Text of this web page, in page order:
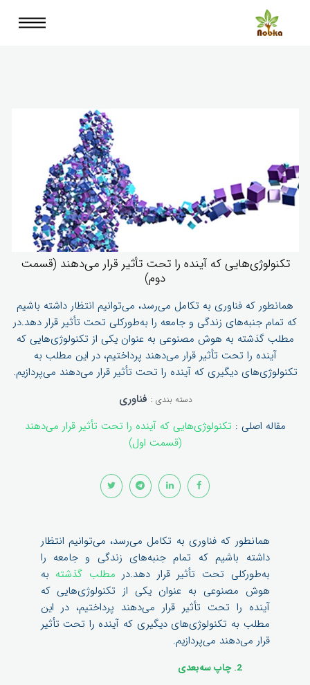
تکنولوژی‌هایی که آینده را تحت تأثیر قرار می‌دهند (قسمت
دوم)
همانطور که فناوری به تکامل می‌رسد، می‌توانیم انتظار داشته باشیم
که تمام جنبه‌های زندگی و جامعه را به‌طورکلی تحت تأثیر قرار دهد.در
مطلب گذشته به هوش مصنوعی به عنوان یکی از تکنولوژی‌هایی که
آینده را تحت تأثیر قرار می‌دهند پرداختیم، در این مطلب به
تکنولوژی‌های دیگیری که آینده را تحت تأثیر قرار می‌دهند می‌پردازیم.
دسته بندی : فناوری
مقاله اصلی : تکنولوژی‌هایی که آینده را تحت تأثیر قرار می‌دهند
(قسمت اول)
همانطور که فناوری به تکامل می‌رسد، می‌توانیم انتظار
داشته باشیم که تمام جنبه‌های زندگی و جامعه را
به‌طورکلی تحت تأثیر قرار دهد.در مطلب گذشته به
هوش مصنوعی به عنوان یکی از تکنولوژی‌هایی که
آینده را تحت تأثیر قرار می‌دهند پرداختیم، در این
مطلب به تکنولوژی‌های دیگیری که آینده را تحت تأثیر
قرار می‌دهند می‌پردازیم.
2. چاپ سه‌بعدی